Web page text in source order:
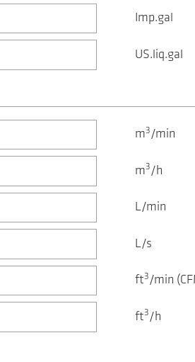
Imp.gal
US.liq.gal
m3/min
m3 /h
L/min
L/s
ft3/min
ft3 /h